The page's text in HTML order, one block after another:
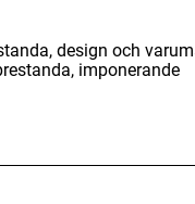
design och
imponerande